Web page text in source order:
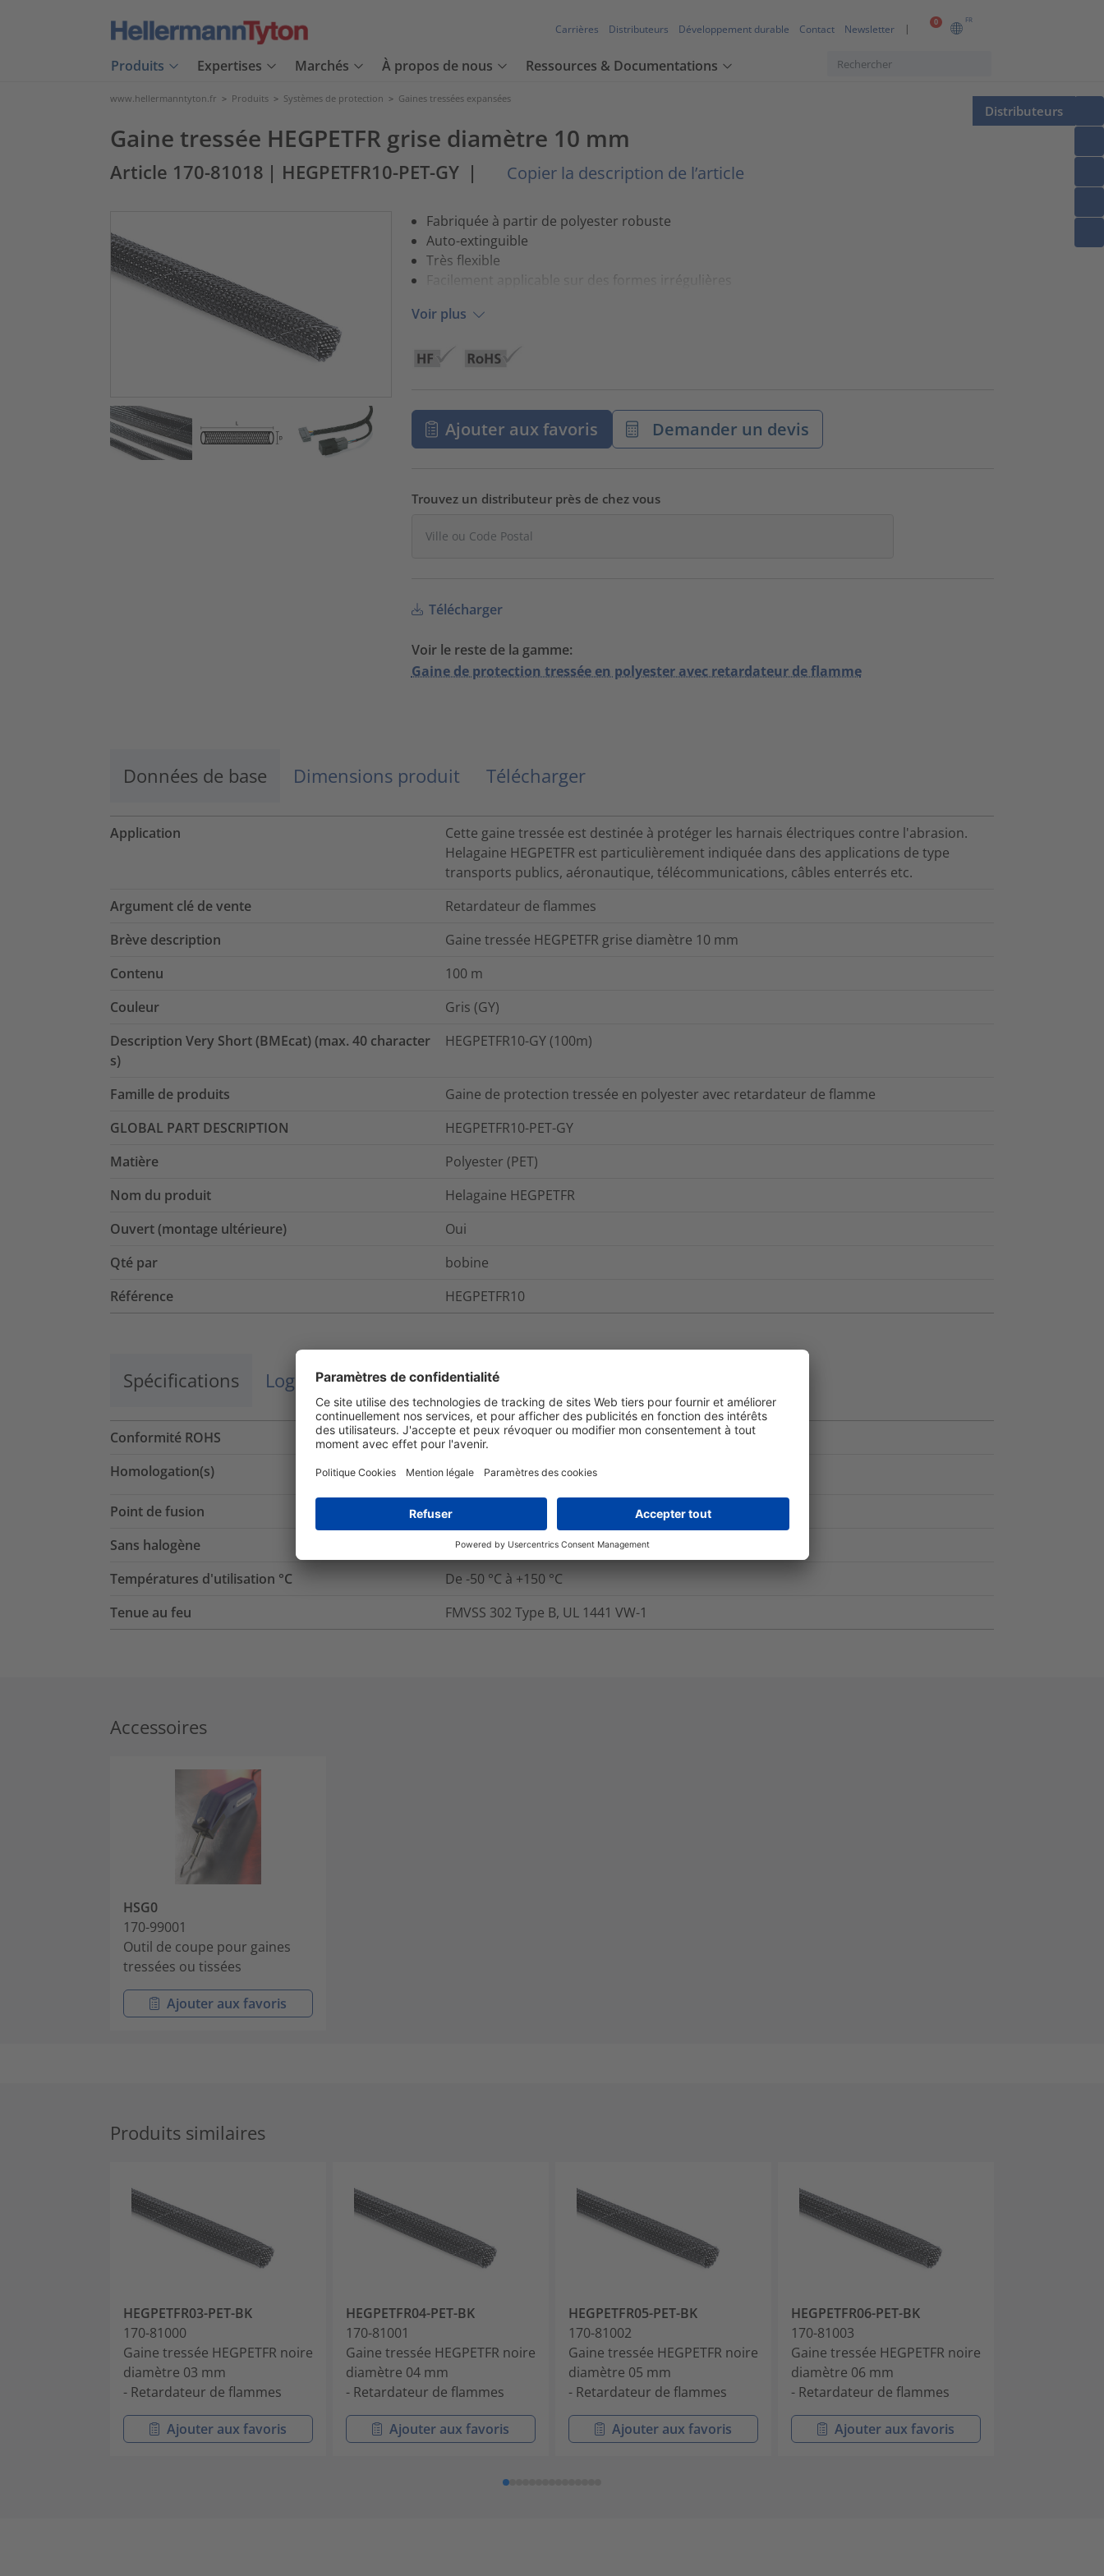
0 FR
Carrières Distributeurs Développement durable Contact Newsletter
Produits Expertises Marchés À propos de nous Ressources & Documentations
Distributeurs
www.hellermanntyton.fr > Produits > Systèmes de protection > Gaines tressées expansées
Gaine tressée HEGPETFR grise diamètre 10 mm
Article 170-81018 | HEGPETFR10-PET-GY | Copier la description de l’article
Fabriquée à partir de polyester robuste
Auto-extinguible
Très flexible
Facilement applicable sur des formes irrégulières
Voir plus
Ajouter aux favoris Demander un devis
Trouvez un distributeur près de chez vous
Télécharger
Voir le reste de la gamme:
Gaine de protection tressée en polyester avec retardateur de flamme
Données de base Dimensions produit Télécharger
Application
Cette gaine tressée est destinée à protéger les harnais électriques contre l'abrasion.
Helagaine HEGPETFR est particulièrement indiquée dans des applications de type
transports publics, aéronautique, télécommunications, câbles enterrés etc.
Argument clé de vente
Retardateur de flammes
Brève description
Gaine tressée HEGPETFR grise diamètre 10 mm
Contenu
100 m
Couleur
Gris (GY)
Description Very Short (BMEcat) (max. 40 character
s)
HEGPETFR10-GY (100m)
Famille de produits
Gaine de protection tressée en polyester avec retardateur de flamme
GLOBAL PART DESCRIPTION
HEGPETFR10-PET-GY
Matière
Polyester (PET)
Nom du produit
Helagaine HEGPETFR
Ouvert (montage ultérieure)
Oui
Qté par
bobine
Référence
HEGPETFR10
Spécifications Logistique et emballage Pour plus d'information
Conformité ROHS
Oui
Homologation(s)
Point de fusion
+250 °C
Sans halogène
Oui
Températures d'utilisation °C
De -50 °C à +150 °C
Tenue au feu
FMVSS 302 Type B, UL 1441 VW-1
Accessoires
HSG0
170-99001
Outil de coupe pour gaines
tressées ou tissées
Ajouter aux favoris
Produits similaires
HEGPETFR03-PET-BK
170-81000
Gaine tressée HEGPETFR noire
diamètre 03 mm
- Retardateur de flammes
Ajouter aux favoris
HEGPETFR04-PET-BK
170-81001
Gaine tressée HEGPETFR noire
diamètre 04 mm
- Retardateur de flammes
Ajouter aux favoris
HEGPETFR05-PET-BK
170-81002
Gaine tressée HEGPETFR noire
diamètre 05 mm
- Retardateur de flammes
Ajouter aux favoris
HEGPETFR06-PET-BK
170-81003
Gaine tressée HEGPETFR noire
diamètre 06 mm
- Retardateur de flammes
Ajouter aux favoris